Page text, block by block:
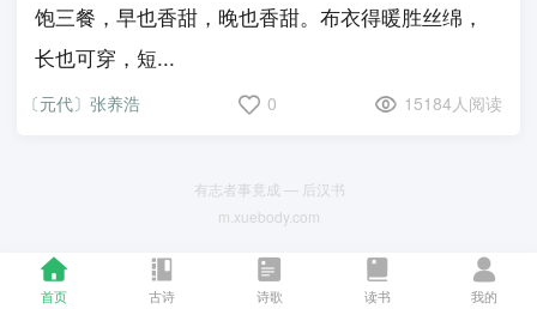
首页 古诗 诗歌 读书 我的
饱三餐，早也香甜，晚也香甜。布衣得暖胜丝绵，
长也可穿，短...
〔元代〕张养浩 0 15184人阅读
有志者事竟成 — 后汉书
m.xuebody.com